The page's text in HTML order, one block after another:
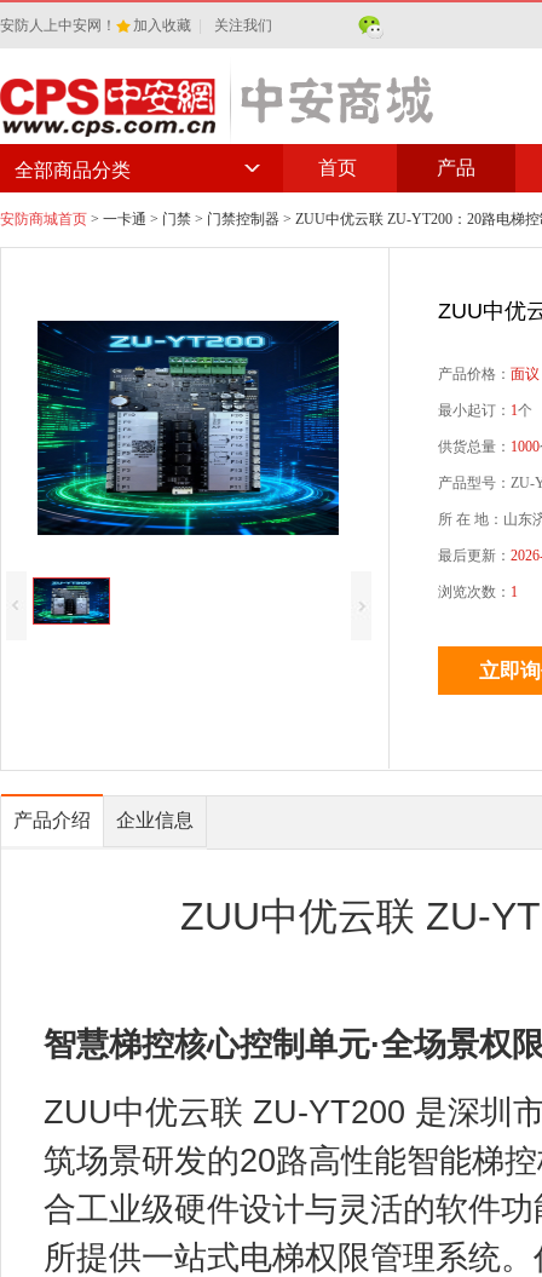
安防人上中安网！ 加入收藏 关注我们
首页 产品
全部商品分类
安防商城首页 > 一卡通 > 门禁 > 门禁控制器 > ZUU中优云联 ZU-YT200：20路电梯
ZUU中优
产品价格： 面议
最小起订： 1个
供货总量： 1000
产品型号：ZU-
所 在 地：山东
最后更新：
浏览次数： 1
产品介绍 企业信息
ZUU中优云联 ZU-
智慧梯控核心控制单元·全场景权
ZUU中优云联 ZU-YT200 是深圳
筑场景研发的20路高性能智能梯
合工业级硬件设计与灵活的软件
所提供一站式电梯权限管理系统